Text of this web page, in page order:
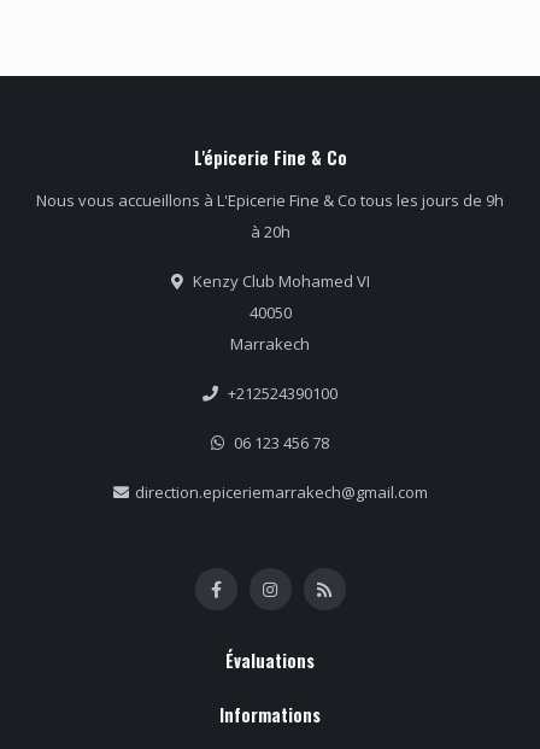
L'épicerie Fine & Co
Nous vous accueillons à L'Epicerie Fine & Co tous les jours de 9h
à 20h
Kenzy Club Mohamed VI
40050
Marrakech
+212524390100
06 123 456 78
direction.epiceriemarrakech@gmail.com
Évaluations
Informations